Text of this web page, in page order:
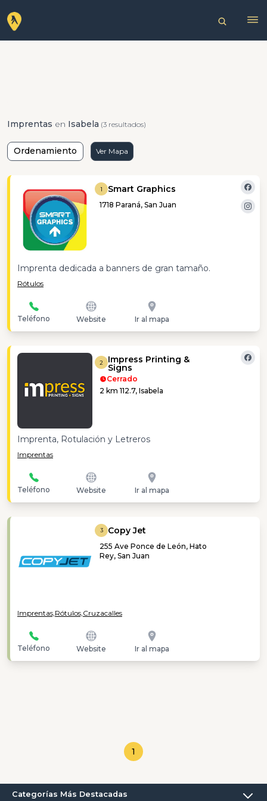
Imprentas en Isabela (3 resultados)
Ordenamiento Ver Mapa
1 Smart Graphics
1718 Paraná, San Juan
Imprenta dedicada a banners de gran tamaño.
Rótulos
Teléfono Website Ir al mapa
2 Impress Printing &
Signs
Cerrado
2 km 112.7, Isabela
Imprenta, Rotulación y Letreros
Imprentas
Teléfono Website Ir al mapa
3 Copy Jet
255 Ave Ponce de León, Hato
Rey, San Juan
Imprentas, Rótulos, Cruzacalles
Teléfono Website Ir al mapa
1
Categorías Más Destacadas